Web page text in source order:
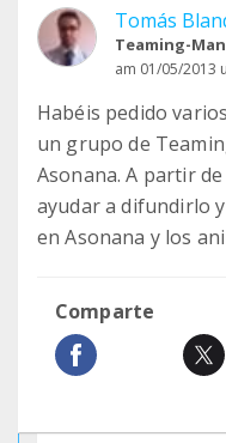
Tomás
Teaming-
am 01/05/2013
Habéis pedido
un grupo de
Asonana. A partir
ayudar a difundirlo
en Asonana y los
Comparte